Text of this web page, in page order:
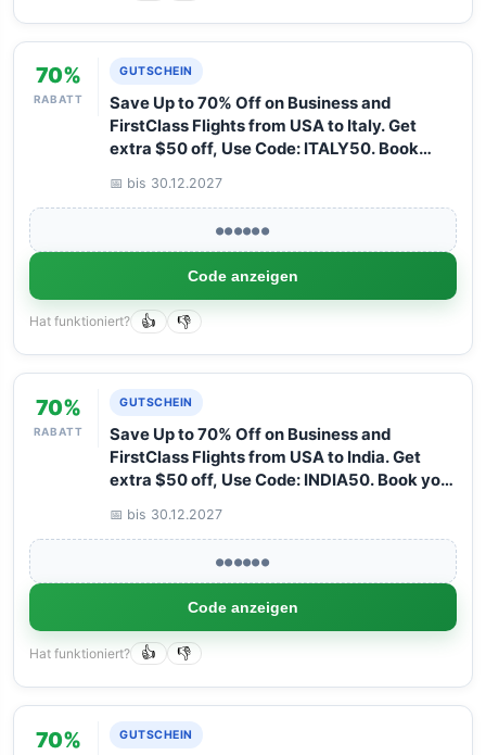
70%
RABATT
GUTSCHEIN
Save Up to 70% Off on Business and
FirstClass Flights from USA to Italy. Get
extra $50 off, Use Code: ITALY50. Book
📅 bis 30.12.2027
●●●●●●
Code anzeigen
Hat funktioniert? 👍 👎
70%
RABATT
GUTSCHEIN
Save Up to 70% Off on Business and
FirstClass Flights from USA to India. Get
extra $50 off, Use Code: INDIA50. Book your
📅 bis 30.12.2027
●●●●●●
Code anzeigen
Hat funktioniert? 👍 👎
70% GUTSCHEIN